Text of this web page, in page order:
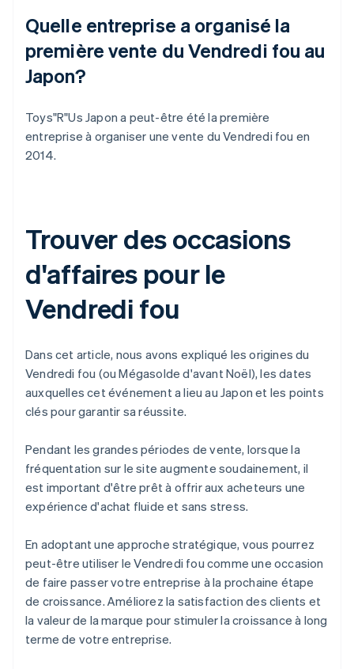
Quelle entreprise a organisé la
première vente du Vendredi fou au
Japon?
Toys"R"Us Japon a peut-être été la première
entreprise à organiser une vente du Vendredi fou en
2014.
Trouver des occasions
d'affaires pour le
Vendredi fou
Dans cet article, nous avons expliqué les origines du
Vendredi fou (ou Mégasolde d'avant Noël), les dates
auxquelles cet événement a lieu au Japon et les points
clés pour garantir sa réussite.
Pendant les grandes périodes de vente, lorsque la
fréquentation sur le site augmente soudainement, il
est important d'être prêt à offrir aux acheteurs une
expérience d'achat fluide et sans stress.
En adoptant une approche stratégique, vous pourrez
peut-être utiliser le Vendredi fou comme une occasion
de faire passer votre entreprise à la prochaine étape
de croissance. Améliorez la satisfaction des clients et
la valeur de la marque pour stimuler la croissance à long
terme de votre entreprise.